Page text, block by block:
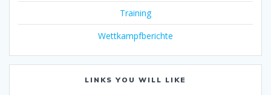
Training
Wettkampfberichte
LINKS YOU WILL LIKE